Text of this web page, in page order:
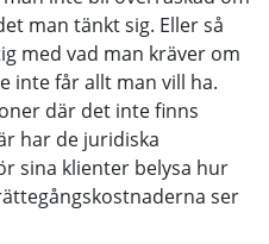
man tänkt sig. Eller så
med vad man kräver om
inte får allt man vill ha.
där det inte finns
har de juridiska
sina klienter belysa hur
ser